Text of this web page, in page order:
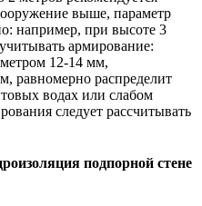
выше, параметр
например, при высоте 3
армирование:
12-14 мм,
равномерно распределит
водах или слабом
следует рассчитывать
подпорной стене